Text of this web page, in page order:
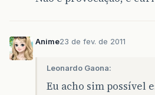
Anime23 de fev. de 2011
Leonardo Gaona:
Eu acho sim possível